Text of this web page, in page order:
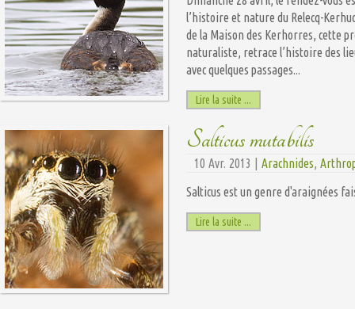
l’histoire et nature du Relecq-
de la Maison des Kerhorres, cette
naturaliste, retrace l’histoire des
avec quelques passages...
Lire la suite ...
Salticus mutabilis
10 Avr. 2013 | Arachnides
Salticus est un genre d'araignées
Lire la suite ...